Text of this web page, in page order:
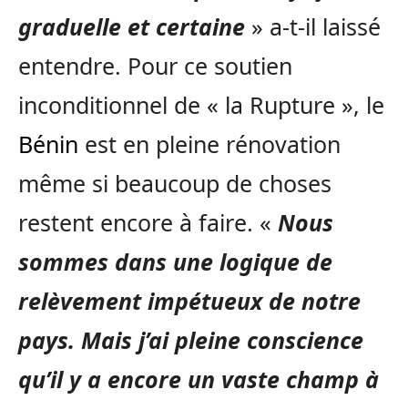
graduelle et certaine » a-t-il laissé
entendre. Pour ce soutien
inconditionnel de « la Rupture », le
Bénin est en pleine rénovation
même si beaucoup de choses
restent encore à faire. « Nous
sommes dans une logique de
relèvement impétueux de notre
pays. Mais j’ai pleine conscience
qu’il y a encore un vaste champ à